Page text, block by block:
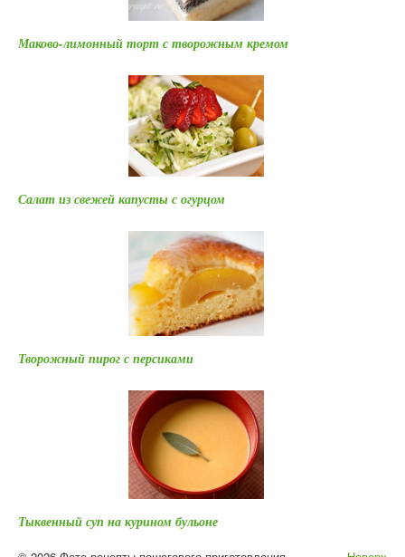
Маково-лимонный торт с творожным кремом
Салат из свежей капусты с огурцом
Творожный пирог с персиками
Тыквенный суп на курином бульоне